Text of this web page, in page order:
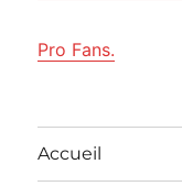
Pro Fans.
Accueil